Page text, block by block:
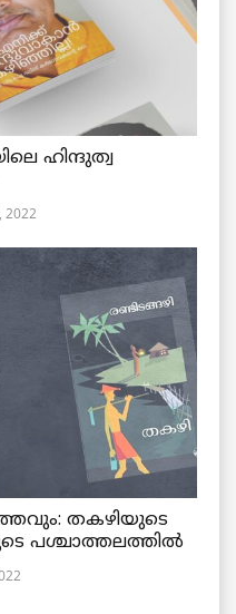
ഹിന്ദുത്വ
2022
തകഴിയുടെ
പശ്ചാത്തലത്തിൽ